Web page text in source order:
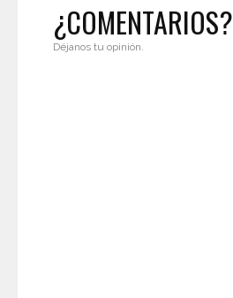
¿COMENTARIOS?
Déjanos tu opinión.